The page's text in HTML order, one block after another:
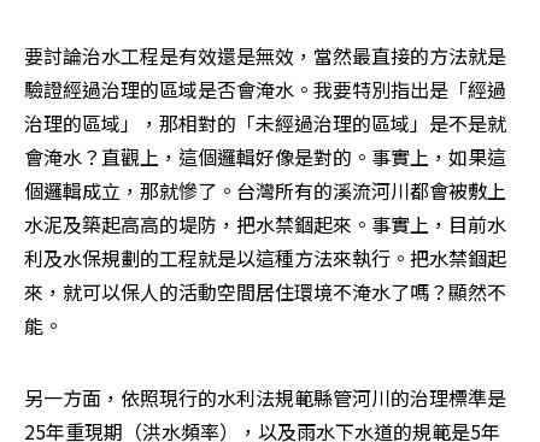
要討論治水工程是有效還是無效，當然最直接的方法就是
驗證經過治理的區域是否會淹水。我要特別指出是「經過
治理的區域」，那相對的「未經過治理的區域」是不是就
會淹水？直觀上，這個邏輯好像是對的。事實上，如果這
個邏輯成立，那就慘了。台灣所有的溪流河川都會被敷上
水泥及築起高高的堤防，把水禁錮起來。事實上，目前水
利及水保規劃的工程就是以這種方法來執行。把水禁錮起
來，就可以保人的活動空間居住環境不淹水了嗎？顯然不
能。
另一方面，依照現行的水利法規範縣管河川的治理標準是
25年重現期（洪水頻率），以及雨水下水道的規範是5年